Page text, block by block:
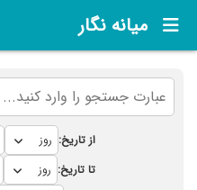
میانه نگار
از تاریخ:
تا تاریخ: